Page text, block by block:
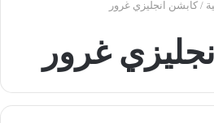
/ كابشن انجليزي غرور
غرور